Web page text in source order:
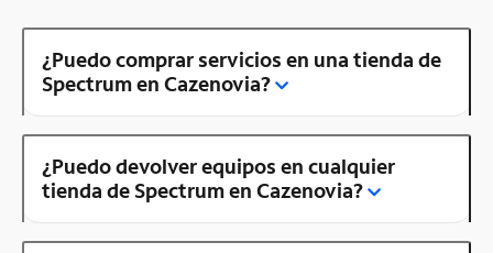
¿Puedo comprar servicios en una tienda de
Spectrum en Cazenovia?
¿Puedo devolver equipos en cualquier
tienda de Spectrum en Cazenovia?